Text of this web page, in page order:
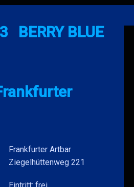
BERRY BLUE
Frankfurter Artbar
Ziegelhüttenweg 221